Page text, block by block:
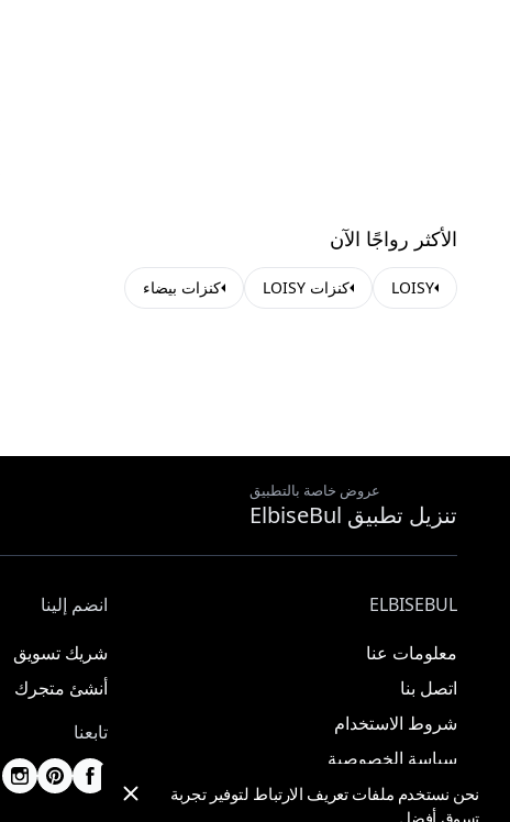
الأكثر رواجًا الآن
LOISY كنزات LOISY كنزات بيضاء
عروض خاصة بالتطبيق
تنزيل تطبيق ElbiseBul
ELBISEBUL
معلومات عنا
اتصل بنا
شروط الاستخدام
سياسة الخصوصية
انضم إلينا
شريك تسويق
أنشئ متجرك
تابعنا
نحن نستخدم ملفات تعريف الارتباط لتوفير تجربة
تسوق أفضل.